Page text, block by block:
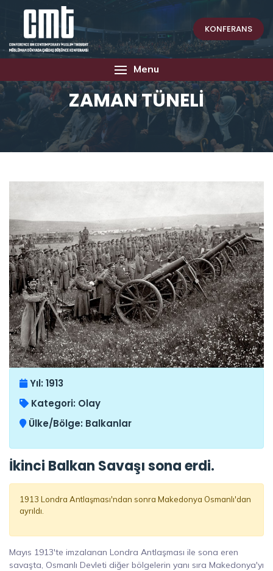
KONFERANS
Menu
ZAMAN TÜNELİ
Yıl: 1913
Kategori: Olay
Ülke/Bölge: Balkanlar
İkinci Balkan Savaşı sona erdi.
1913 Londra Antlaşması'ndan sonra Makedonya Osmanlı'dan
ayrıldı.
Mayıs 1913'te imzalanan Londra Antlaşması ile sona eren
savaşta, Osmanlı Devleti diğer bölgelerin yanı sıra Makedonya'yı